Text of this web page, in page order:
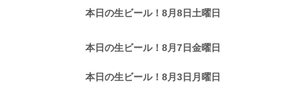
本日の生ビール！8月8日土曜日
本日の生ビール！8月7日金曜日
本日の生ビール！8月3日月曜日